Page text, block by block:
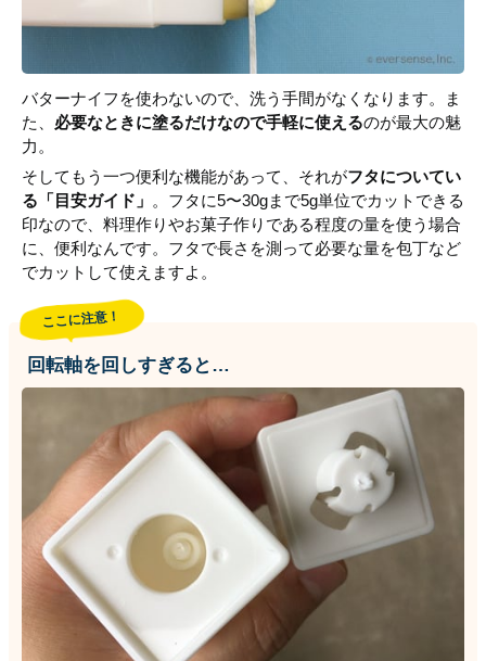
バターナイフを使わないので、洗う手間がなくなります。ま
た、 必要なときに塗るだけなので手軽に使えるのが最大の魅
力。
そしてもう一つ便利な機能があって、それがフタについてい
る「目安ガイド」 。フタに5〜30gまで5g単位でカットできる
印なので、料理作りやお菓子作りである程度の量を使う場合
に、便利なんです。フタで長さを測って必要な量を包丁など
でカットして使えますよ。
ここに注意！
回転軸を回しすぎると…